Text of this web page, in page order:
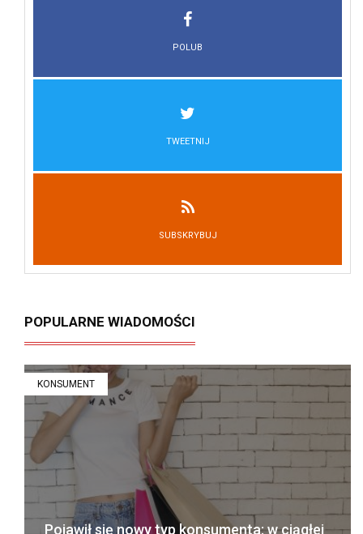
POLUB
TWEETNIJ
SUBSKRYBUJ
POPULARNE WIADOMOŚCI
KONSUMENT
Pojawił się nowy typ konsumenta: w ciągłej